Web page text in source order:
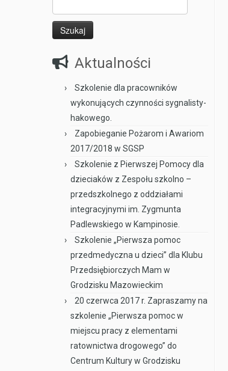
Aktualności
Szkolenie dla pracowników
wykonujących czynności sygnalisty-
hakowego.
Zapobieganie Pożarom i Awariom
2017/2018 w SGSP
Szkolenie z Pierwszej Pomocy dla
dzieciaków z Zespołu szkolno –
przedszkolnego z oddziałami
integracyjnymi im. Zygmunta
Padlewskiego w Kampinosie.
Szkolenie „Pierwsza pomoc
przedmedyczna u dzieci” dla Klubu
Przedsiębiorczych Mam w
Grodzisku Mazowieckim
20 czerwca 2017 r. Zapraszamy na
szkolenie „Pierwsza pomoc w
miejscu pracy z elementami
ratownictwa drogowego” do
Centrum Kultury w Grodzisku